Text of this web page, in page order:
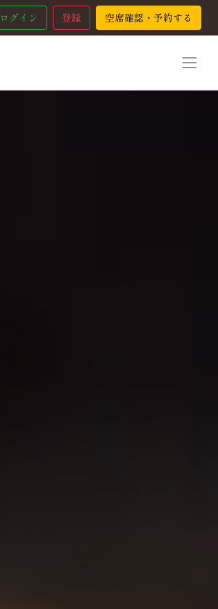
ログイン 登録 空席確認・予約する